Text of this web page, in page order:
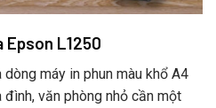
Epson L1250
dòng máy in phun màu khổ A4
văn phòng nhỏ cần một